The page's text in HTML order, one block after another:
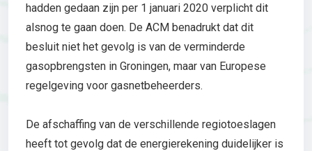
hadden gedaan zijn per 1 januari 2020 verplicht dit
alsnog te gaan doen. De ACM benadrukt dat dit
besluit niet het gevolg is van de verminderde
gasopbrengsten in Groningen, maar van Europese
regelgeving voor gasnetbeheerders.
De afschaffing van de verschillende regiotoeslagen
heeft tot gevolg dat de energierekening duidelijker is